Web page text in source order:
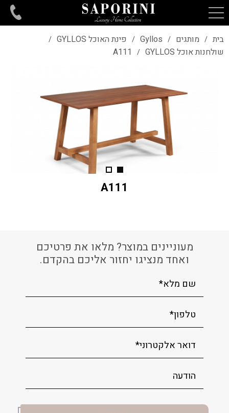
בית / מותגים /
Gyllos
/ פינת האוכל GYLLOS /
שולחנות אוכל GYLLOS /
A111
A111
מעוניינים במוצר? מלאו את פרטיכם
ואחד מנציגו יחזור אליכם בהקדם.